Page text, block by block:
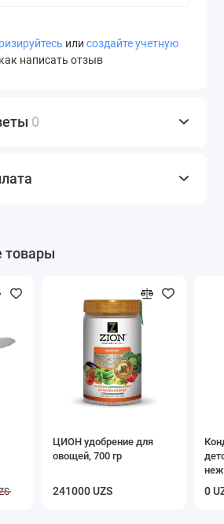
или создайте учетную
написать отзыв
0
товары
ЦИОН удобрение для
овощей, 700 гр
241000 UZS 0